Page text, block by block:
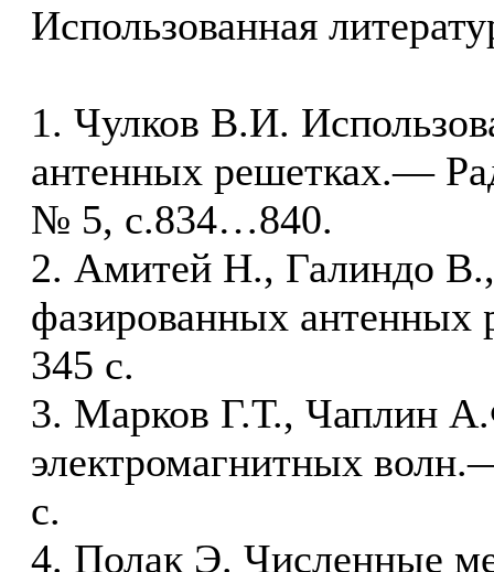
Использованная
1. Чулков В.И.
антенных решетках.—
№ 5, с.834…840.
2. Амитей Н., Галиндо
фазированных
345 c.
3. Марков Г.Т., Чаплин
электромагнитных
c.
4. Полак Э. Численные